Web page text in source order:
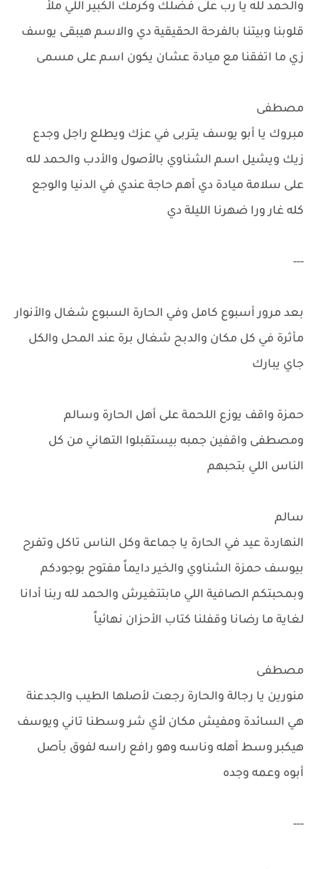
والحمد لله يا رب على فضلك وكرمك الكبير اللي ملأ
قلوبنا وبيتنا بالفرحة الحقيقية دي والاسم هيبقى يوسف
زي ما اتفقنا مع ميادة عشان يكون اسم على مسمى
مصطفى
مبروك يا أبو يوسف يتربى في عزك ويطلع راجل وجدع
زيك ويشيل اسم الشناوي بالأصول والأدب والحمد لله
على سلامة ميادة دي أهم حاجة عندي في الدنيا والوجع
كله غار ورا ضهرنا الليلة دي
---
بعد مرور أسبوع كامل وفي الحارة السبوع شغال والأنوار
مأثرة في كل مكان والدبح شغال برة عند المحل والكل
جاي يبارك
حمزة واقف يوزع اللحمة على أهل الحارة وسالم
ومصطفى واقفين جمبه بيستقبلوا التهاني من كل
الناس اللي بتحبهم
سالم
النهاردة عيد في الحارة يا جماعة وكل الناس تاكل وتفرح
بيوسف حمزة الشناوي والخير دايماً مفتوح بوجودكم
وبمحبتكم الصافية اللي مابتتغيرش والحمد لله ربنا أدانا
لغاية ما رضانا وقفلنا كتاب الأحزان نهائياً
مصطفى
منورين يا رجالة والحارة رجعت لأصلها الطيب والجدعنة
هي السائدة ومفيش مكان لأي شر وسطنا تاني ويوسف
هيكبر وسط أهله وناسه وهو رافع راسه لفوق بأصل
أبوه وعمه وجده
---